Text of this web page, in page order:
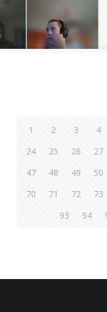
1 2 3
4
24
25 26
27
47
48 49
50
70
71 72
73
93
94